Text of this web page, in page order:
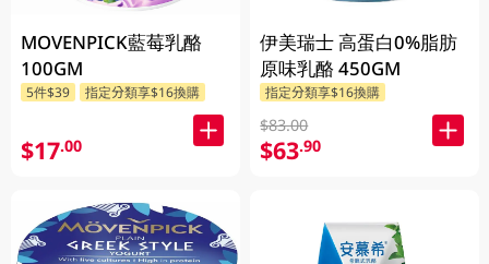
MOVENPICK藍莓乳酪
100GM
5件$39 指定分類享$16換購
$17.00
伊美瑞士 高蛋白0%脂肪
原味乳酪 450GM
指定分類享$16換購
$83.00
$63.90